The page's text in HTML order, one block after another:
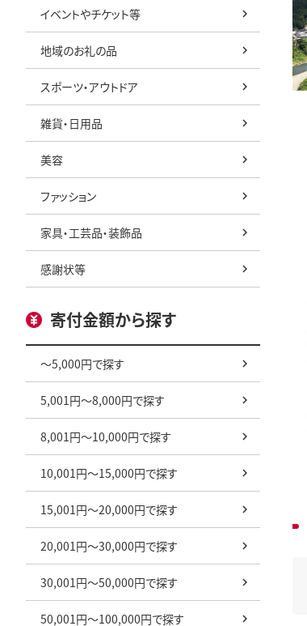
イベントやチケット等
地域のお礼の品
スポーツ・アウトドア
雑貨・日用品
美容
ファッション
家具・工芸品・装飾品
感謝状等
寄付金額から探す
～5,000円で探す
5,001円～8,000円で探す
8,001円～10,000円で探す
10,001円～15,000円で探す
15,001円～20,000円で探す
20,001円～30,000円で探す
30,001円～50,000円で探す
50,001円～100,000円で探す